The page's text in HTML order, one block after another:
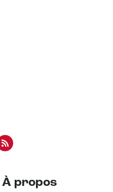
À propos